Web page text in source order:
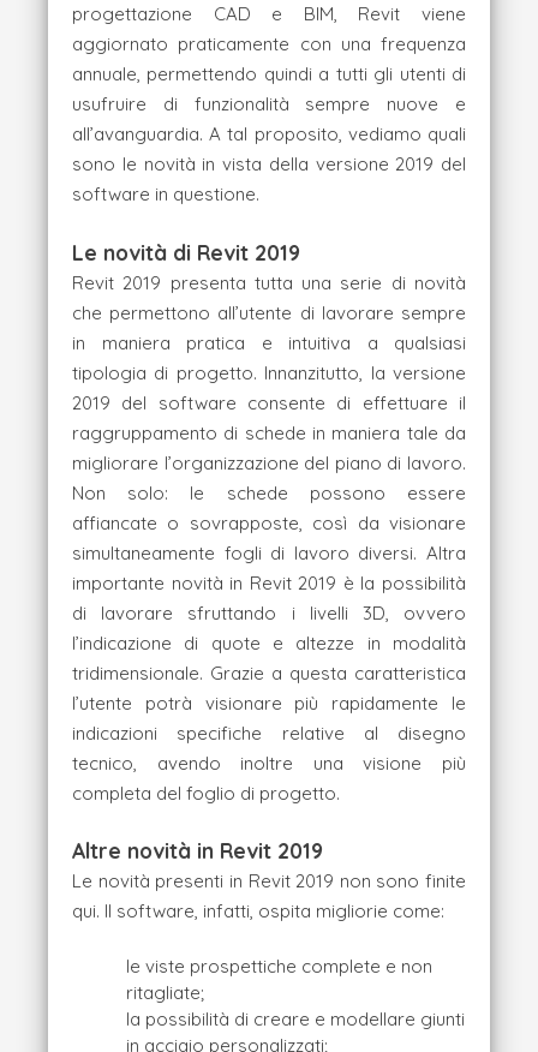
progettazione CAD e BIM, Revit viene
aggiornato praticamente con una frequenza
annuale, permettendo quindi a tutti gli utenti di
usufruire di funzionalità sempre nuove e
all’avanguardia. A tal proposito, vediamo quali
sono le novità in vista della versione 2019 del
software in questione.
Le novità di Revit 2019
Revit 2019 presenta tutta una serie di novità
che permettono all’utente di lavorare sempre
in maniera pratica e intuitiva a qualsiasi
tipologia di progetto. Innanzitutto, la versione
2019 del software consente di effettuare il
raggruppamento di schede in maniera tale da
migliorare l’organizzazione del piano di lavoro.
Non solo: le schede possono essere
affiancate o sovrapposte, così da visionare
simultaneamente fogli di lavoro diversi. Altra
importante novità in Revit 2019 è la possibilità
di lavorare sfruttando i livelli 3D, ovvero
l’indicazione di quote e altezze in modalità
tridimensionale. Grazie a questa caratteristica
l’utente potrà visionare più rapidamente le
indicazioni specifiche relative al disegno
tecnico, avendo inoltre una visione più
completa del foglio di progetto.
Altre novità in Revit 2019
Le novità presenti in Revit 2019 non sono finite
qui. Il software, infatti, ospita migliorie come:
le viste prospettiche complete e non
ritagliate;
la possibilità di creare e modellare giunti
in acciaio personalizzati;